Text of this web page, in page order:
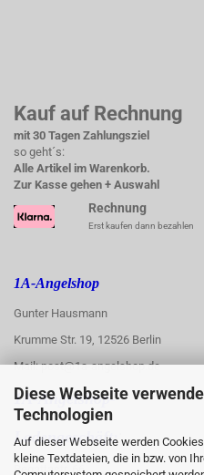
Diese Webseite
Technologien
Auf dieser Webseite werden
kleine Textdateien, die in bzw. von
Kauf auf Rechnung
mit 30 Tagen Zahlungsziel
so geht´s:
Alle Artikel im Warenkorb.
Zur Kasse gehen + Auswahl
Rechnung
Erst kaufen dann bezahlen
1A-Angelshop
Gunter Hausmann
Krumme Str. 19, 12526 Berlin
Mail: post@1a-angelshop.de
1A-Angelshop-
Ladengeschäft: :
Regattastr. 66